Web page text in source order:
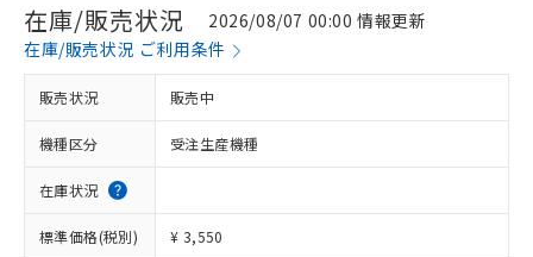
在庫/販売状況
2026/08/07 00:00 情報更新
在庫/販売状況 ご利用条件
販売状況 販売中
機種区分 受注生産機種
在庫状況
標準価格(税別) ¥ 3,550